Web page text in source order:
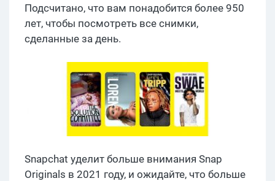
Подсчитано, что вам понадобится более 950
лет, чтобы посмотреть все снимки,
сделанные за день.
Snapchat уделит больше внимания Snap
Originals в 2021 году, и ожидайте, что больше